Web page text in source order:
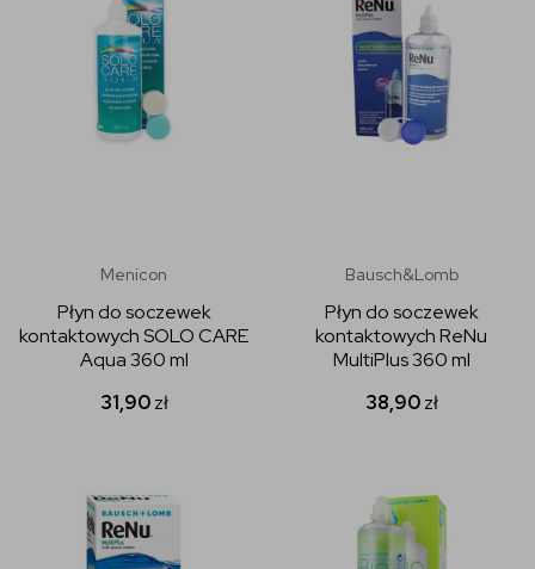
Menicon
Płyn do soczewek
kontaktowych SOLO CARE
Aqua 360 ml
31,90zł
Bausch&Lomb
Płyn do soczewek
kontaktowych ReNu
MultiPlus 360 ml
38,90zł